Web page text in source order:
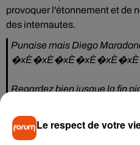
provoquer l'étonnement et de
des internautes.
Punaise mais Diego
Regardez bien jusque la fin
— Instant Foot
June 23, 2020
Le respect de votre